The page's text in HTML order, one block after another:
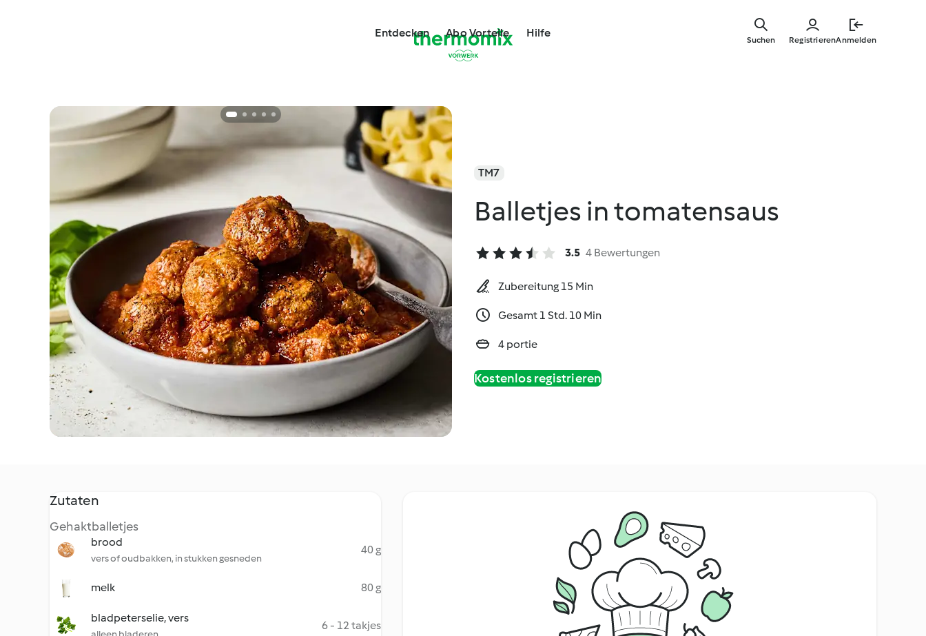
Entdecken Abo Vorteile Hilfe
RegistrierenAnmelden
Suchen
TM7
Balletjes in tomatensaus
3.5 4 Bewertungen
Zubereitung 15 Min
Gesamt 1 Std. 10 Min
4 portie
Kostenlos registrieren
Zutaten
Gehaktballetjes
brood
vers of oudbakken, in stukken gesneden
40 g
melk 80 g
bladpeterselie, vers
6 - 12 takjes